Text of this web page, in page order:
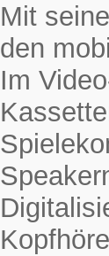
Mit
den
Im